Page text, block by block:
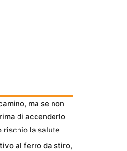
ma se non
di accenderlo
rischio la salute
al ferro da stiro,